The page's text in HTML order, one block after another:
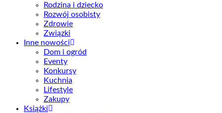
Rodzina i dziecko
Rozwój osobisty
Zdrowie
Związki
Inne nowości
Dom i ogród
Eventy
Konkursy
Kuchnia
Lifestyle
Zakupy
Książki